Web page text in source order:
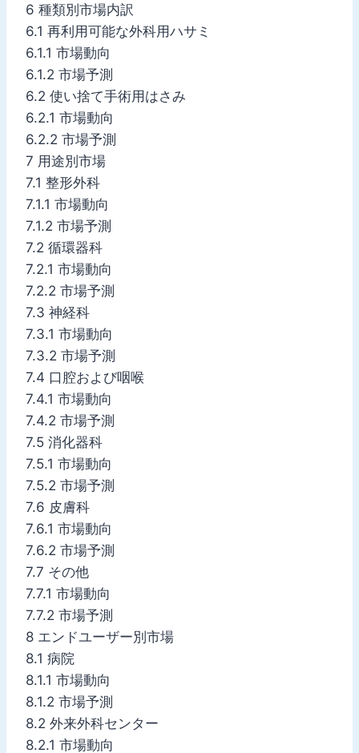
6 種類別市場内訳
6.1 再利用可能な外科用ハサミ
6.1.1 市場動向
6.1.2 市場予測
6.2 使い捨て手術用はさみ
6.2.1 市場動向
6.2.2 市場予測
7 用途別市場
7.1 整形外科
7.1.1 市場動向
7.1.2 市場予測
7.2 循環器科
7.2.1 市場動向
7.2.2 市場予測
7.3 神経科
7.3.1 市場動向
7.3.2 市場予測
7.4 口腔および咽喉
7.4.1 市場動向
7.4.2 市場予測
7.5 消化器科
7.5.1 市場動向
7.5.2 市場予測
7.6 皮膚科
7.6.1 市場動向
7.6.2 市場予測
7.7 その他
7.7.1 市場動向
7.7.2 市場予測
8 エンドユーザー別市場
8.1 病院
8.1.1 市場動向
8.1.2 市場予測
8.2 外来外科センター
8.2.1 市場動向